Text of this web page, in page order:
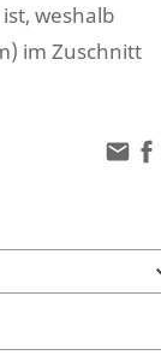
weshalb
im Zuschnitt